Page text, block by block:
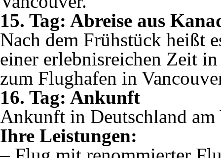
15. Tag: Abreise aus
Nach dem Frühstück heißt
einer erlebnisreichen Zeit
zum Flughafen in
16. Tag: Ankunft
Ankunft in Deutschland am
Ihre Leistungen: